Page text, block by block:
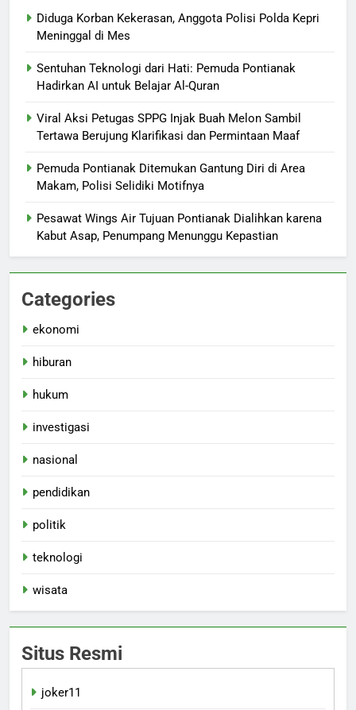
Diduga Korban Kekerasan, Anggota Polisi Polda Kepri
Meninggal di Mes
Sentuhan Teknologi dari Hati: Pemuda Pontianak
Hadirkan AI untuk Belajar Al-Quran
Viral Aksi Petugas SPPG Injak Buah Melon Sambil
Tertawa Berujung Klarifikasi dan Permintaan Maaf
Pemuda Pontianak Ditemukan Gantung Diri di Area
Makam, Polisi Selidiki Motifnya
Pesawat Wings Air Tujuan Pontianak Dialihkan karena
Kabut Asap, Penumpang Menunggu Kepastian
Categories
ekonomi
hiburan
hukum
investigasi
nasional
pendidikan
politik
teknologi
wisata
Situs Resmi
joker11